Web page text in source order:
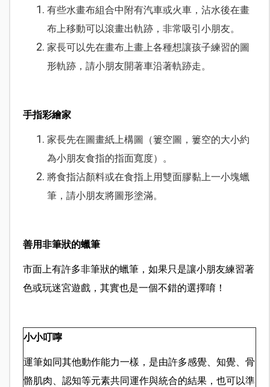
有些水畫布組合中附有汽車或火車，沾水後在畫
布上移動可以滾畫出軌跡，非常吸引小朋友。
家長可以先在畫布上畫上各種想讓孩子練習的圖
形軌跡，請小朋友開著車沿著軌跡走。
手指彩繪家
家長先在圖畫紙上構圖（簍空圖，簍空的大小約
為小朋友食指的指面寬度）。
將食指沾顏料或在食指上用雙面膠黏上一小塊蠟
筆，請小朋友將圖形塗滿。
善用非筆狀的蠟筆
市面上有許多非筆狀的蠟筆，如果只是讓小朋友練習著
色或玩迷宮遊戲，其實也是一個不錯的選擇唷！
小小叮嚀
運筆如同其他動作能力一樣，是由許多感覺、知覺、骨
骼肌肉、認知等元素共同運作與統合的結果，也可以準